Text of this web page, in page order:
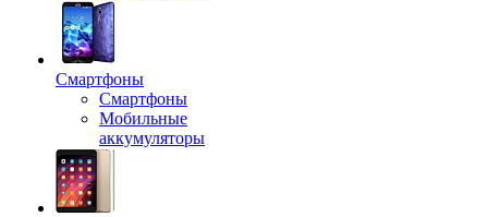
Смартфоны
Смартфоны
Мобильные
аккумуляторы